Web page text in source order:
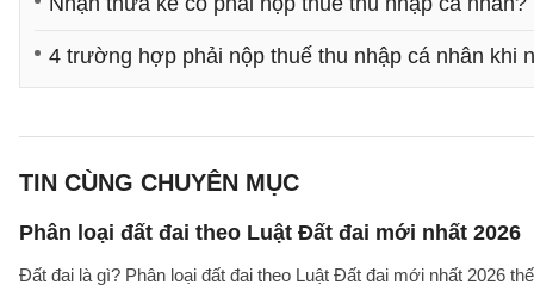
4 trường hợp phải nộp thuế thu nhập cá nhân khi
TIN CÙNG CHUYÊN MỤC
Phân loại đất đai theo Luật Đất đai mới nhất 2026
Đất đai là gì? Phân loại đất đai theo Luật Đất đai mới nhất 2026